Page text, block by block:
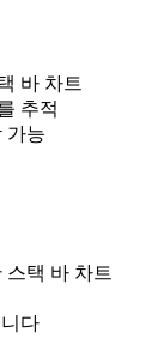
바 차트
추적
가능
스택 바 차트
다